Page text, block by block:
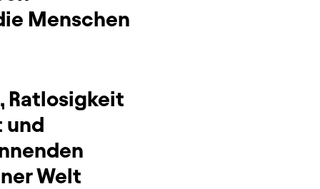
Menschen
Ratlosigkeit
und
Welt